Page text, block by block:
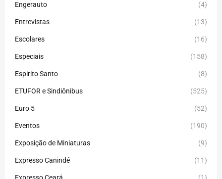
Engerauto (4)
Entrevistas (13)
Escolares (16)
Especiais (158)
Espirito Santo (8)
ETUFOR e Sindiônibus (525)
Euro 5 (52)
Eventos (190)
Exposição de Miniaturas (9)
Expresso Canindé (11)